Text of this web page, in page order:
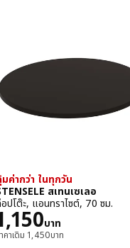
ค่ากว่า ในทุกวัน
สเทนเซเลอ
ปโต๊ะ, แอนทราไซต์, 70 ซม.
บาท
คา 1150บาท
คาเดิม 1,450บาท
ราคาเดิม 1450บาท